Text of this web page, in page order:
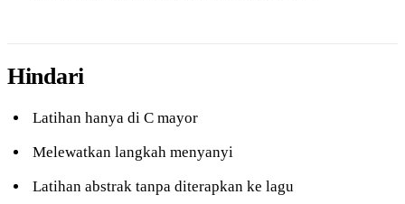
Hindari
Latihan hanya di C mayor
Melewatkan langkah menyanyi
Latihan abstrak tanpa diterapkan ke lagu